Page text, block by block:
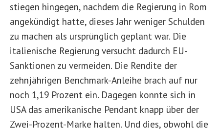
stiegen hingegen, nachdem die Regierung in Rom
angekündigt hatte, dieses Jahr weniger Schulden
zu machen als ursprünglich geplant war. Die
italienische Regierung versucht dadurch EU-
Sanktionen zu vermeiden. Die Rendite der
zehnjährigen Benchmark-Anleihe brach auf nur
noch 1,19 Prozent ein. Dagegen konnte sich in
USA das amerikanische Pendant knapp über der
Zwei-Prozent-Marke halten. Und dies, obwohl die